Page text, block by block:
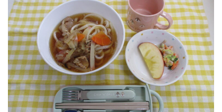
・自慢の給食
・アクセス
入園案内
子育て支援
未就園児教室